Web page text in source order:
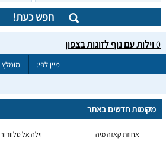
חפש כעת!
0וילות עם נוף לזוגות בצפון
מיין לפי: מומלץ
מקומות חדשים באתר
אחוזת קאזה מיה וילה אל סלוודור